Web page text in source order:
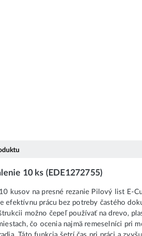
10 ks (EDE1272755)
kusov na presné rezanie Pilový list E-
efektívnu prácu bez potreby častého
možno čepeľ používať na drevo,
čo ocenia najmä remeselníci pri